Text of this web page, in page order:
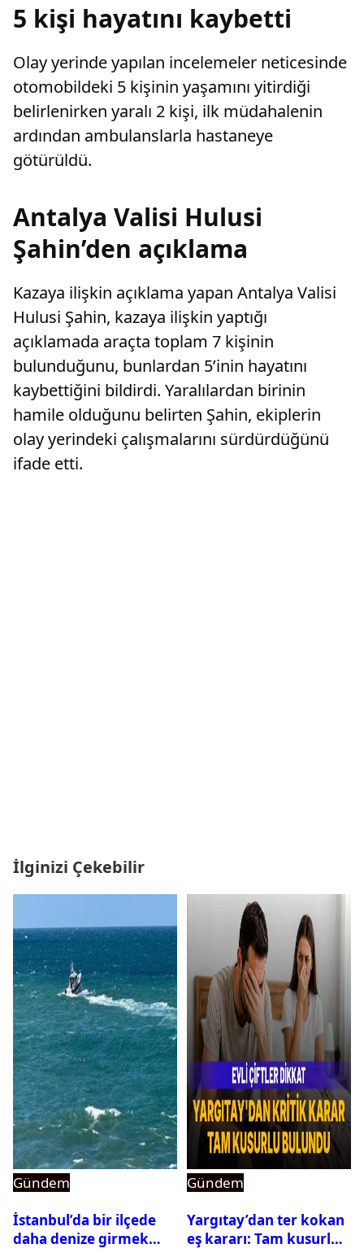
5 kişi hayatını kaybetti
Olay yerinde yapılan incelemeler neticesinde
otomobildeki 5 kişinin yaşamını yitirdiği
belirlenirken yaralı 2 kişi, ilk müdahalenin
ardından ambulanslarla hastaneye
götürüldü.
Antalya Valisi Hulusi
Şahin’den açıklama
Kazaya ilişkin açıklama yapan Antalya Valisi
Hulusi Şahin, kazaya ilişkin yaptığı
açıklamada araçta toplam 7 kişinin
bulunduğunu, bunlardan 5’inin hayatını
kaybettiğini bildirdi. Yaralılardan birinin
hamile olduğunu belirten Şahin, ekiplerin
olay yerindeki çalışmalarını sürdürdüğünü
ifade etti.
İlginizi Çekebilir
Gündem
İstanbul’da bir ilçede
daha denize girmek
Gündem
Yargıtay’dan ter kokan
eş kararı: Tam kusurlu